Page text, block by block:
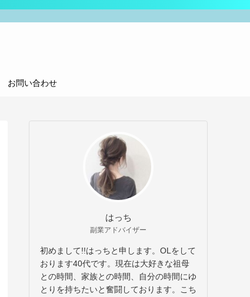
お問い合わせ
はっち
副業アドバイザー
初めまして!!はっちと申します。OLをして
おります40代です。現在は大好きな祖母
との時間、家族との時間、自分の時間にゆ
とりを持ちたいと奮闘しております。こち